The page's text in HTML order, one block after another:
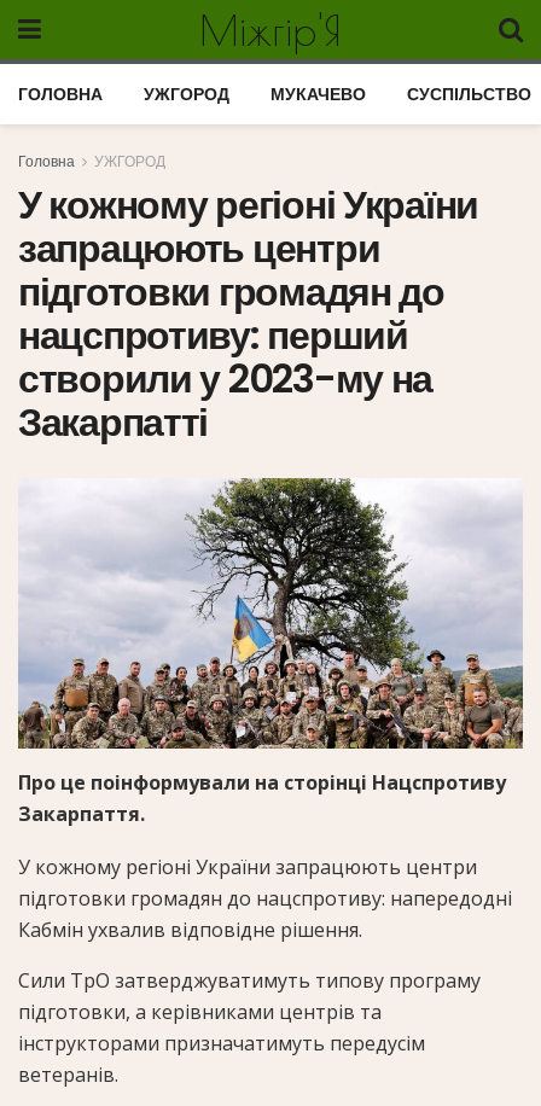
Міжгір'Я
ГОЛОВНА УЖГОРОД МУКАЧЕВО СУСПІЛЬСТВО
Головна УЖГОРОД
У кожному регіоні України
запрацюють центри
підготовки громадян до
нацспротиву: перший
створили у 2023-му на
Закарпатті
Про це поінформували на сторінці Нацспротиву
Закарпаття.
У кожному регіоні України запрацюють центри
підготовки громадян до нацспротиву: напередодні
Кабмін ухвалив відповідне рішення.
Сили ТрО затверджуватимуть типову програму
підготовки, а керівниками центрів та
інструкторами призначатимуть передусім
ветеранів.